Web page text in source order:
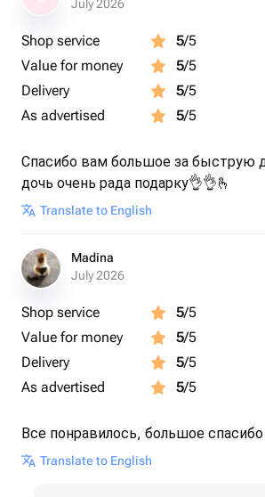
July 2026
Shop service 5/5
Value for money
5/5
Delivery
5/5
As advertised
5/5
Спасибо вам большое за быструю
дочь очень рада подарку👌👌🫰
Translate to English
Madina
July 2026
Shop service 5/5
Value for money
5/5
Delivery
5/5
As advertised
5/5
Все понравилось, большое спасибо
Translate to English